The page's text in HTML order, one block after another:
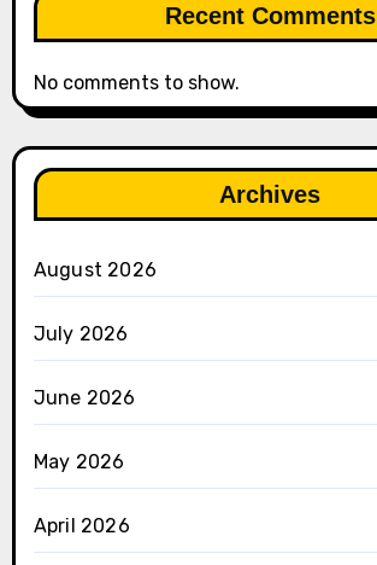
Recent Comments
No comments to show.
Archives
August 2026
July 2026
June 2026
May 2026
April 2026